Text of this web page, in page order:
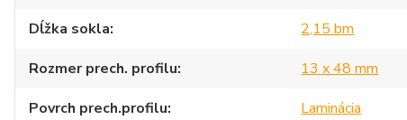
Dĺžka sokla
2,15 bm
Rozmer prech. profilu
13 x 48 mm
Povrch prech.profilu
Laminácia